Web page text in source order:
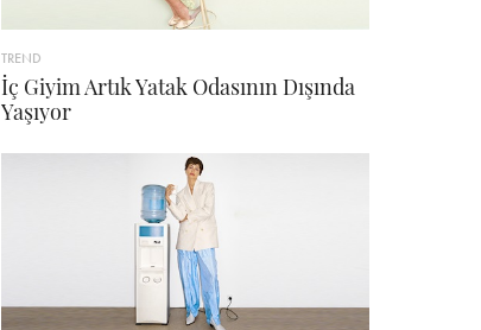
TREND
İç Giyim Artık Yatak Odasının Dışında
Yaşıyor